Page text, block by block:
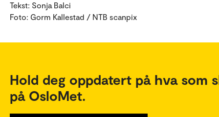
Tekst: Sonja Balci
Foto: Gorm Kallestad / NTB scanpix
Hold deg oppdatert på hva som
på OsloMet.